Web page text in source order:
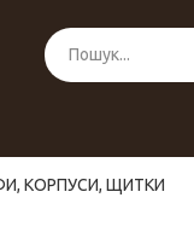
КОРПУСИ, ЩИТКИ